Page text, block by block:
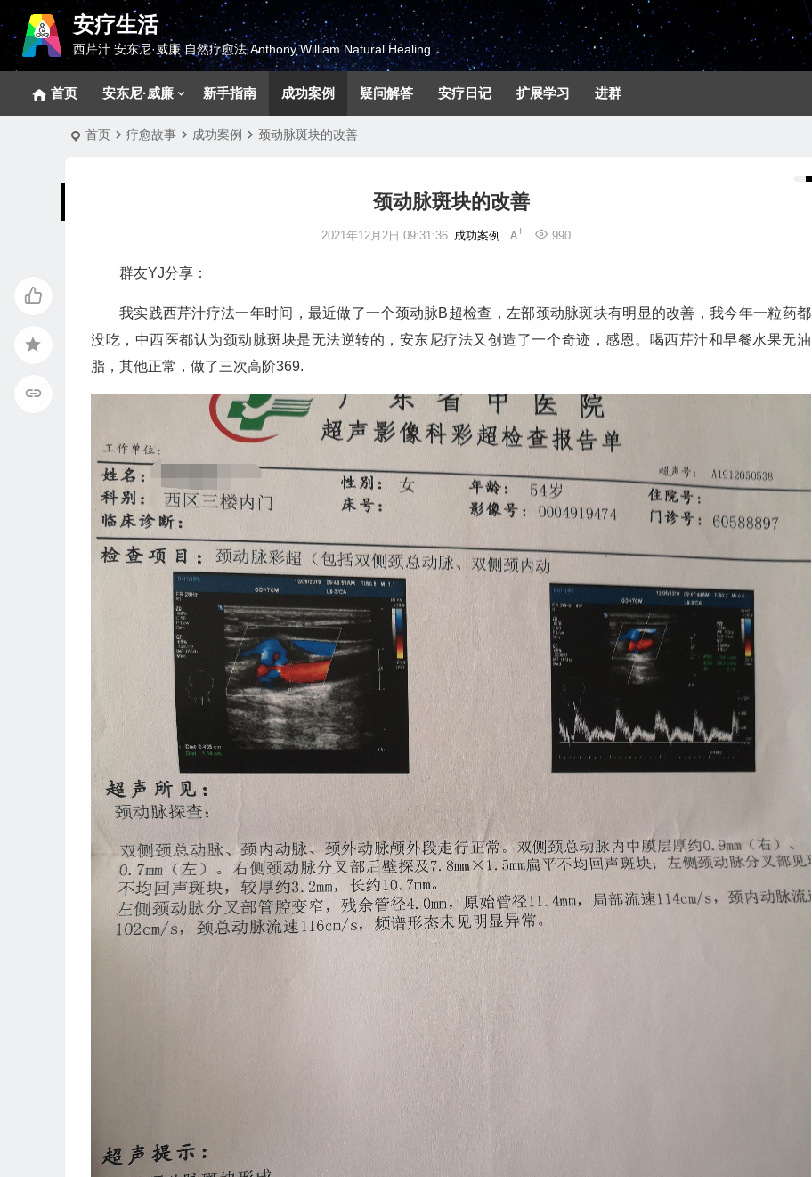
安疗生活
西芹汁 安东尼·威廉 自然疗愈法 Anthony William Natural Healing
首页 安东尼·威廉 新手指南 成功案例 疑问解答 安疗日记 扩展学习 进群
首页 疗愈故事 成功案例 颈动脉斑块的改善
颈动脉斑块的改善
2021年12月2日 09:31:36 成功案例 990
群友YJ分享：
我实践西芹汁疗法一年时间，最近做了一个颈动脉B超检查，左部颈动脉斑块有明显的改善，我今年一粒药都
没吃，中西医都认为颈动脉斑块是无法逆转的，安东尼疗法又创造了一个奇迹，感恩。喝西芹汁和早餐水果无油
脂，其他正常，做了三次高阶369.